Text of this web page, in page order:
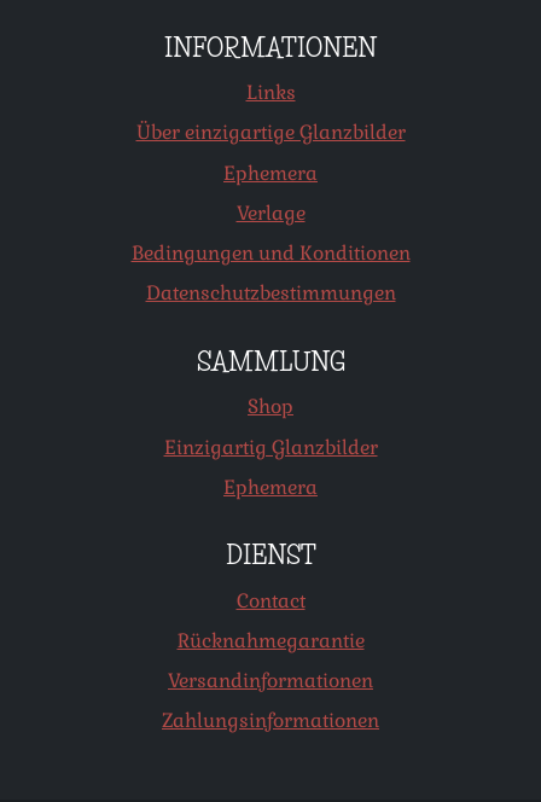
INFORMATIONEN
Links
Über einzigartige Glanzbilder
Ephemera
Verlage
Bedingungen und Konditionen
Datenschutzbestimmungen
SAMMLUNG
Shop
Einzigartig Glanzbilder
Ephemera
DIENST
Contact
Rücknahmegarantie
Versandinformationen
Zahlungsinformationen